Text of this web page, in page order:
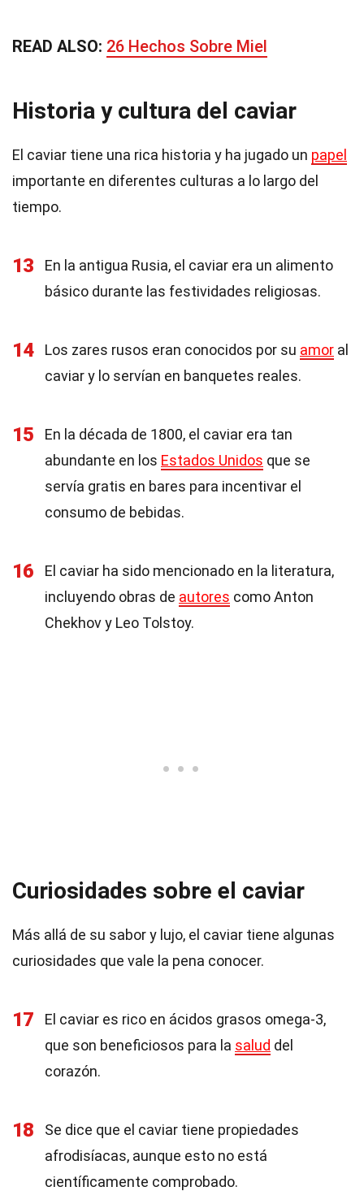
READ ALSO: 26 Hechos Sobre Miel
Historia y cultura del caviar
El caviar tiene una rica historia y ha jugado un papel
importante en diferentes culturas a lo largo del
tiempo.
13
En la antigua Rusia, el caviar era un alimento
básico durante las festividades religiosas.
14 Los zares rusos eran conocidos por su amor al
caviar y lo servían en banquetes reales.
15
En la década de 1800, el caviar era tan
abundante en los Estados Unidos que se
servía gratis en bares para incentivar el
consumo de bebidas.
16
El caviar ha sido mencionado en la literatura,
incluyendo obras de autores como Anton
Chekhov y Leo Tolstoy.
Curiosidades sobre el caviar
Más allá de su sabor y lujo, el caviar tiene algunas
curiosidades que vale la pena conocer.
17
El caviar es rico en ácidos grasos omega-3,
que son beneficiosos para la salud del
corazón.
18
Se dice que el caviar tiene propiedades
afrodisíacas, aunque esto no está
científicamente comprobado.